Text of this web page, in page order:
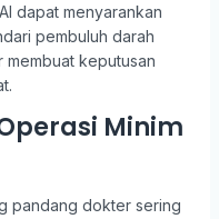
dapat menyarankan
pembuluh darah
membuat keputusan
Minim
pandang dokter sering